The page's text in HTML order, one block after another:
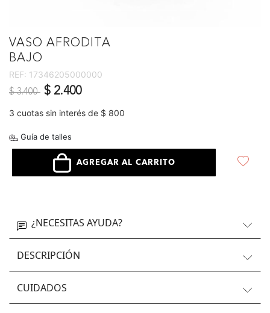
VASO AFRODITA
BAJO
REF: 17346205000000
Precio reducido de
$ 3.400 a$ 2.400
3 cuotas sin interés de $ 800
Guía de talles
AGREGAR AL CARRITO
¿NECESITAS AYUDA?
DESCRIPCIÓN
CUIDADOS